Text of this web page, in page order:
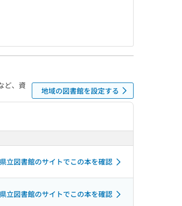
ど、資
地域の図書館を設定する
立図書館のサイトでこの本を確認
立図書館のサイトでこの本を確認